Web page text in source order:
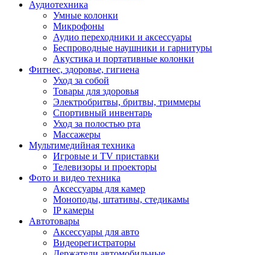
Аудиотехника
Умные колонки
Микрофоны
Аудио переходники и аксессуары
Беспроводные наушники и гарнитуры
Акустика и портативные колонки
Фитнес, здоровье, гигиена
Уход за собой
Товары для здоровья
Электробритвы, бритвы, триммеры
Спортивный инвентарь
Уход за полостью рта
Массажеры
Мультимедийная техника
Игровые и TV приставки
Телевизоры и проекторы
Фото и видео техника
Аксессуары для камер
Моноподы, штативы, стедикамы
IP камеры
Автотовары
Аксессуары для авто
Видеорегистраторы